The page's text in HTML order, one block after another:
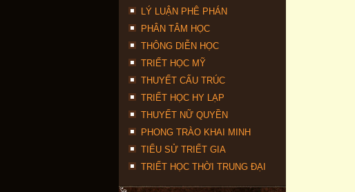
LÝ LUẬN PHÊ PHÁN
PHÂN TÂM HỌC
THÔNG DIỄN HỌC
TRIẾT HỌC MỸ
THUYẾT CẤU TRÚC
TRIẾT HỌC HY LẠP
THUYẾT NỮ QUYỀN
PHONG TRÀO KHAI MINH
TIỂU SỬ TRIẾT GIA
TRIẾT HỌC THỜI TRUNG ĐẠI